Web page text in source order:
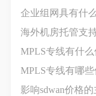
企业组网具有什
海外机房托管支
MPLS专线有什
MPLS专线有哪
影响sdwan价格‍